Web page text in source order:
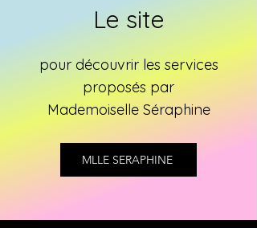
Le site
pour découvrir les services
proposés par
Mademoiselle Séraphine
MLLE SERAPHINE